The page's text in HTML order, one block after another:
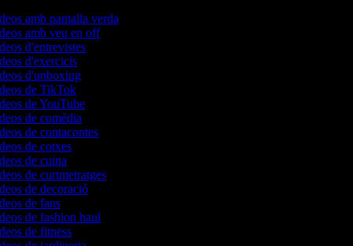
amb pantalla verda
amb veu en off
d'entrevistes
d'exercicis
d'unboxing
de TikTok
de YouTube
de comèdia
de contacontes
de cotxes
de cuina
de curtmetratges
de decoració
de fans
de fashion haul
de fitness